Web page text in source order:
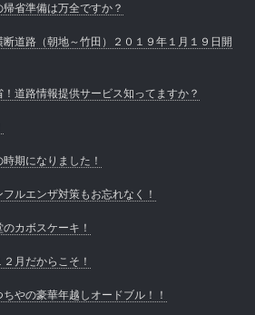
省準備は万全ですか？
道路（朝地～竹田）２０１９年１月１９日開
道路情報提供サービス知ってますか？
期になりました！
ルエンザ対策もお忘れなく！
カボスケーキ！
月だからこそ！
やの豪華年越しオードブル！！